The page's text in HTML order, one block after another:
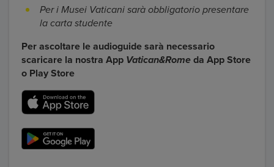
Per i Musei Vaticani sarà obbligatorio presentare
la carta studente
Per ascoltare le audioguide sarà necessario
scaricare la nostra App Vatican&Rome da App Store
o Play Store